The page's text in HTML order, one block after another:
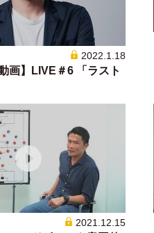
2022.1.18
画】LIVE＃6 「ラスト
2021.12.15